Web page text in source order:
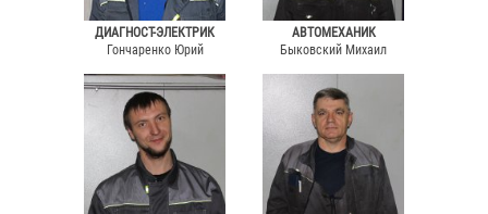
ДИАГНОСТ-ЭЛЕКТРИК
Гончаренко Юрий
АВТОМЕХАНИК
Быковский Михаил